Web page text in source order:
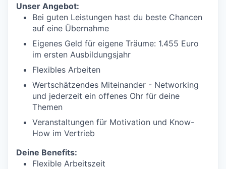
Unser Angebot:
Bei guten Leistungen hast du beste Chancen
auf eine Übernahme
Eigenes Geld für eigene Träume: 1.455 Euro
im ersten Ausbildungsjahr
Flexibles Arbeiten
Wertschätzendes Miteinander - Networking
und jederzeit ein offenes Ohr für deine
Themen
Veranstaltungen für Motivation und Know-
How im Vertrieb
Deine Benefits:
Flexible Arbeitszeit